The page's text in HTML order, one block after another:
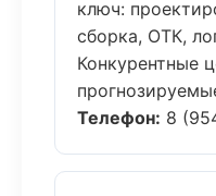
ключ:
сборка, ОТК,
Конкурентные
Телефон: 8